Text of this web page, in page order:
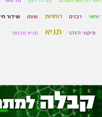
רבנים רוחניות שומן שידור חי
תיקוני הזהר תניא תניא מבואר